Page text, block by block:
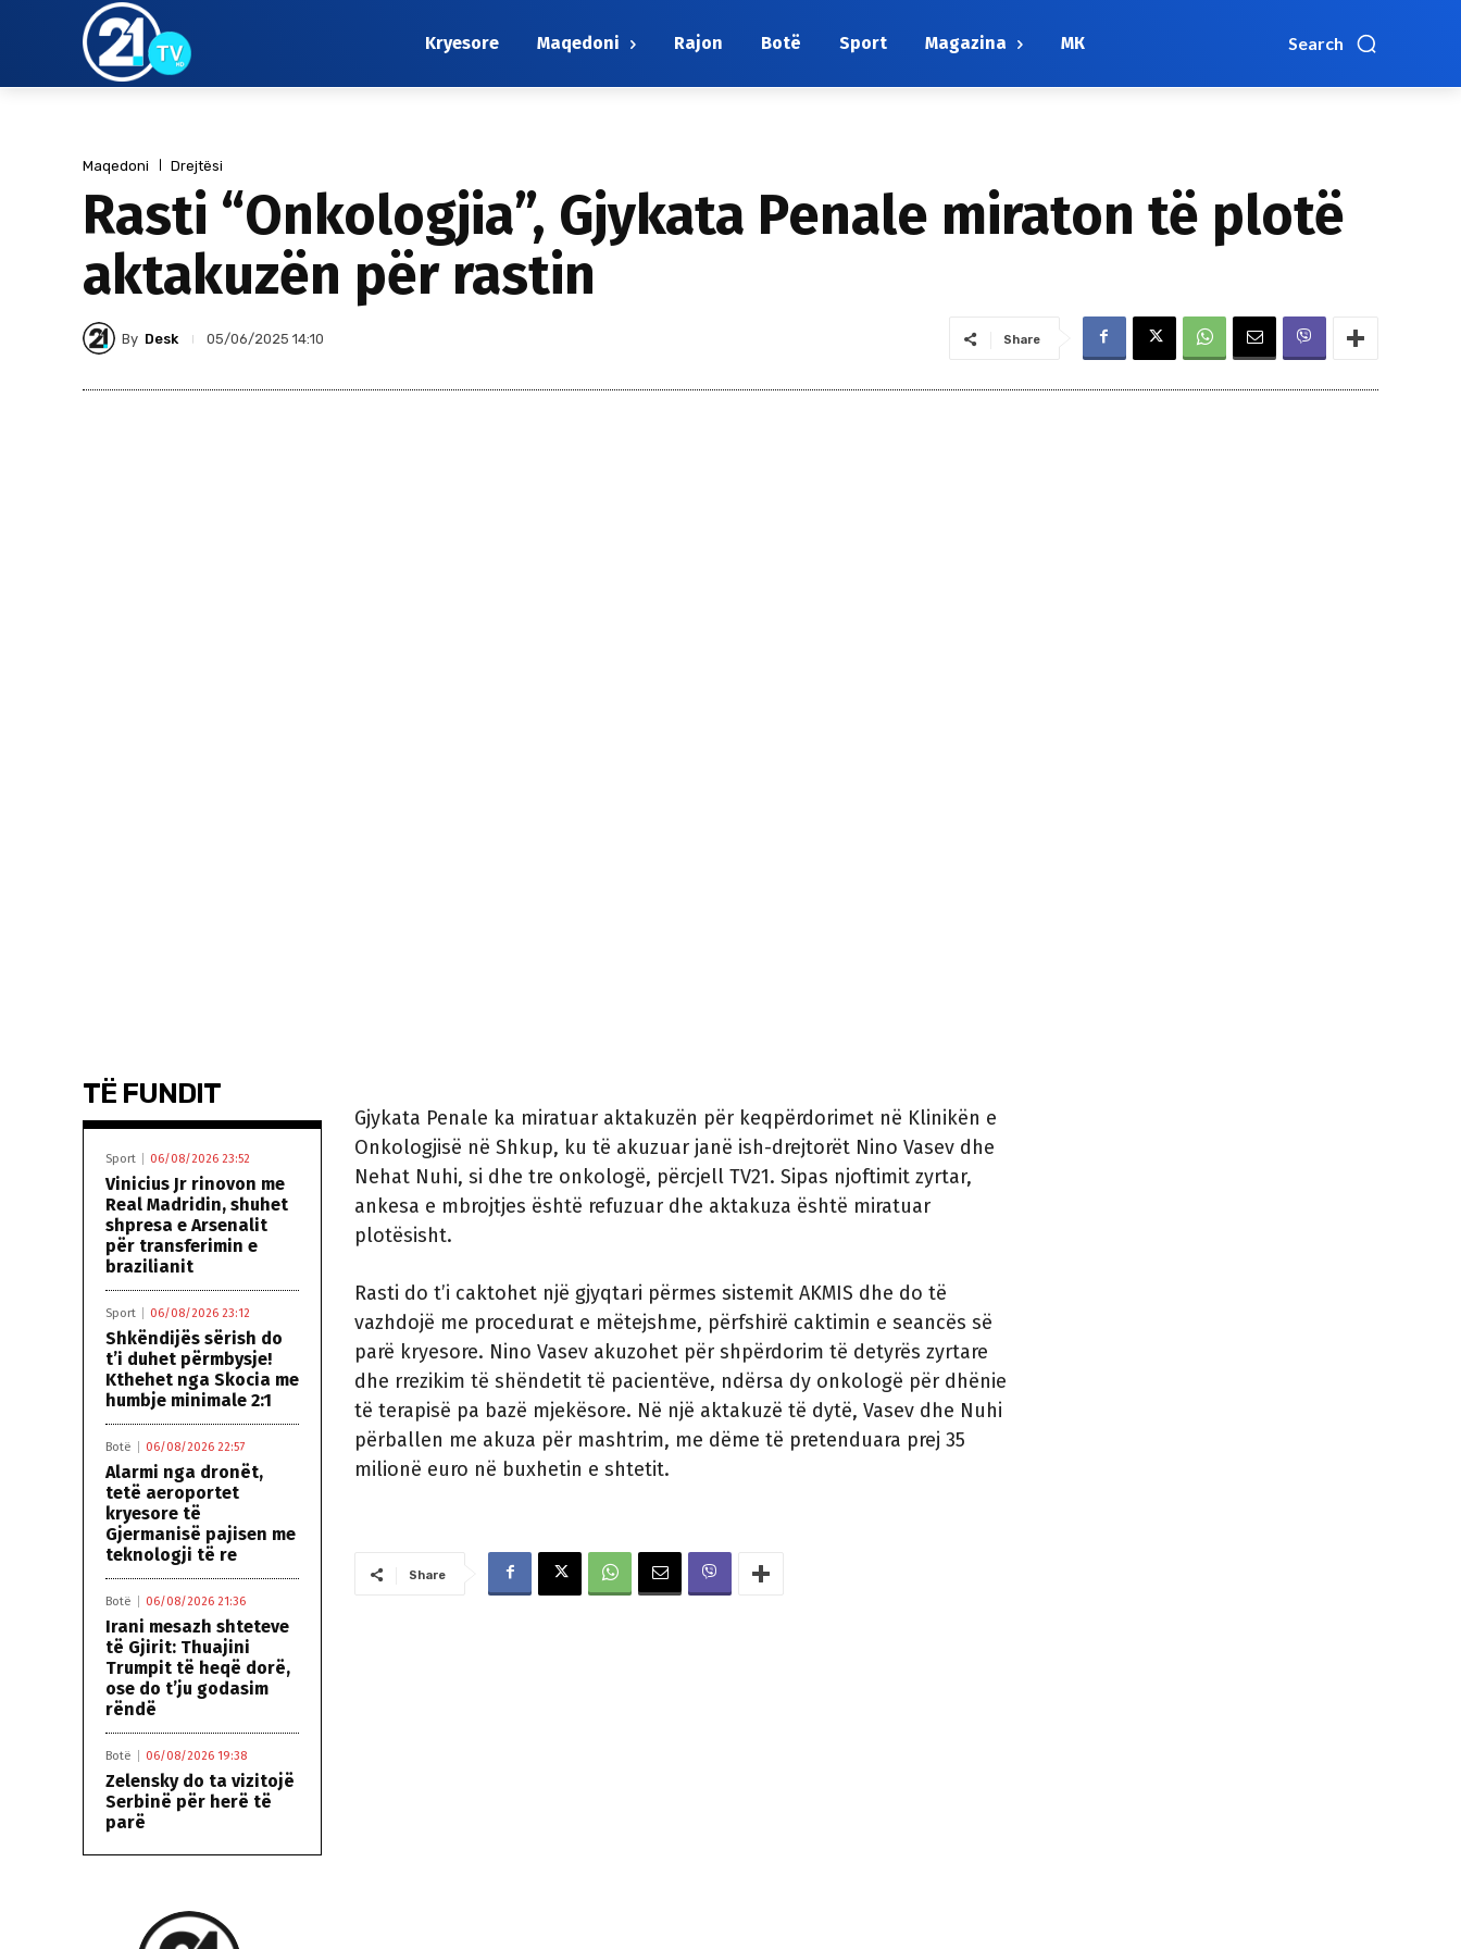
Search
Kryesore Maqedoni Rajon Botë Sport Magazina МК
Maqedoni Drejtësi
Rasti “Onkologjia”, Gjykata Penale miraton të plotë
aktakuzën për rastin
By Desk 05/06/2025 14:10 Share
TË FUNDIT
Sport 06/08/2026 23:52
Vinicius Jr rinovon me
Real Madridin, shuhet
shpresa e Arsenalit
për transferimin e
brazilianit
Sport 06/08/2026 23:12
Shkëndijës sërish do
t’i duhet përmbysje!
Kthehet nga Skocia me
humbje minimale 2:1
Botë 06/08/2026 22:57
Alarmi nga dronët,
tetë aeroportet
kryesore të
Gjermanisë pajisen me
teknologji të re
Botë 06/08/2026 21:36
Irani mesazh shteteve
të Gjirit: Thuajini
Trumpit të heqë dorë,
ose do t’ju godasim
rëndë
Botë 06/08/2026 19:38
Zelensky do ta vizitojë
Serbinë për herë të
parë
Gjykata Penale ka miratuar aktakuzën për keqpërdorimet në Klinikën e
Onkologjisë në Shkup, ku të akuzuar janë ish-drejtorët Nino Vasev dhe
Nehat Nuhi, si dhe tre onkologë, përcjell TV21. Sipas njoftimit zyrtar,
ankesa e mbrojtjes është refuzuar dhe aktakuza është miratuar
plotësisht.
Rasti do t’i caktohet një gjyqtari përmes sistemit AKMIS dhe do të
vazhdojë me procedurat e mëtejshme, përfshirë caktimin e seancës së
parë kryesore. Nino Vasev akuzohet për shpërdorim të detyrës zyrtare
dhe rrezikim të shëndetit të pacientëve, ndërsa dy onkologë për dhënie
të terapisë pa bazë mjekësore. Në një aktakuzë të dytë, Vasev dhe Nuhi
përballen me akuza për mashtrim, me dëme të pretenduara prej 35
milionë euro në buxhetin e shtetit.
Share